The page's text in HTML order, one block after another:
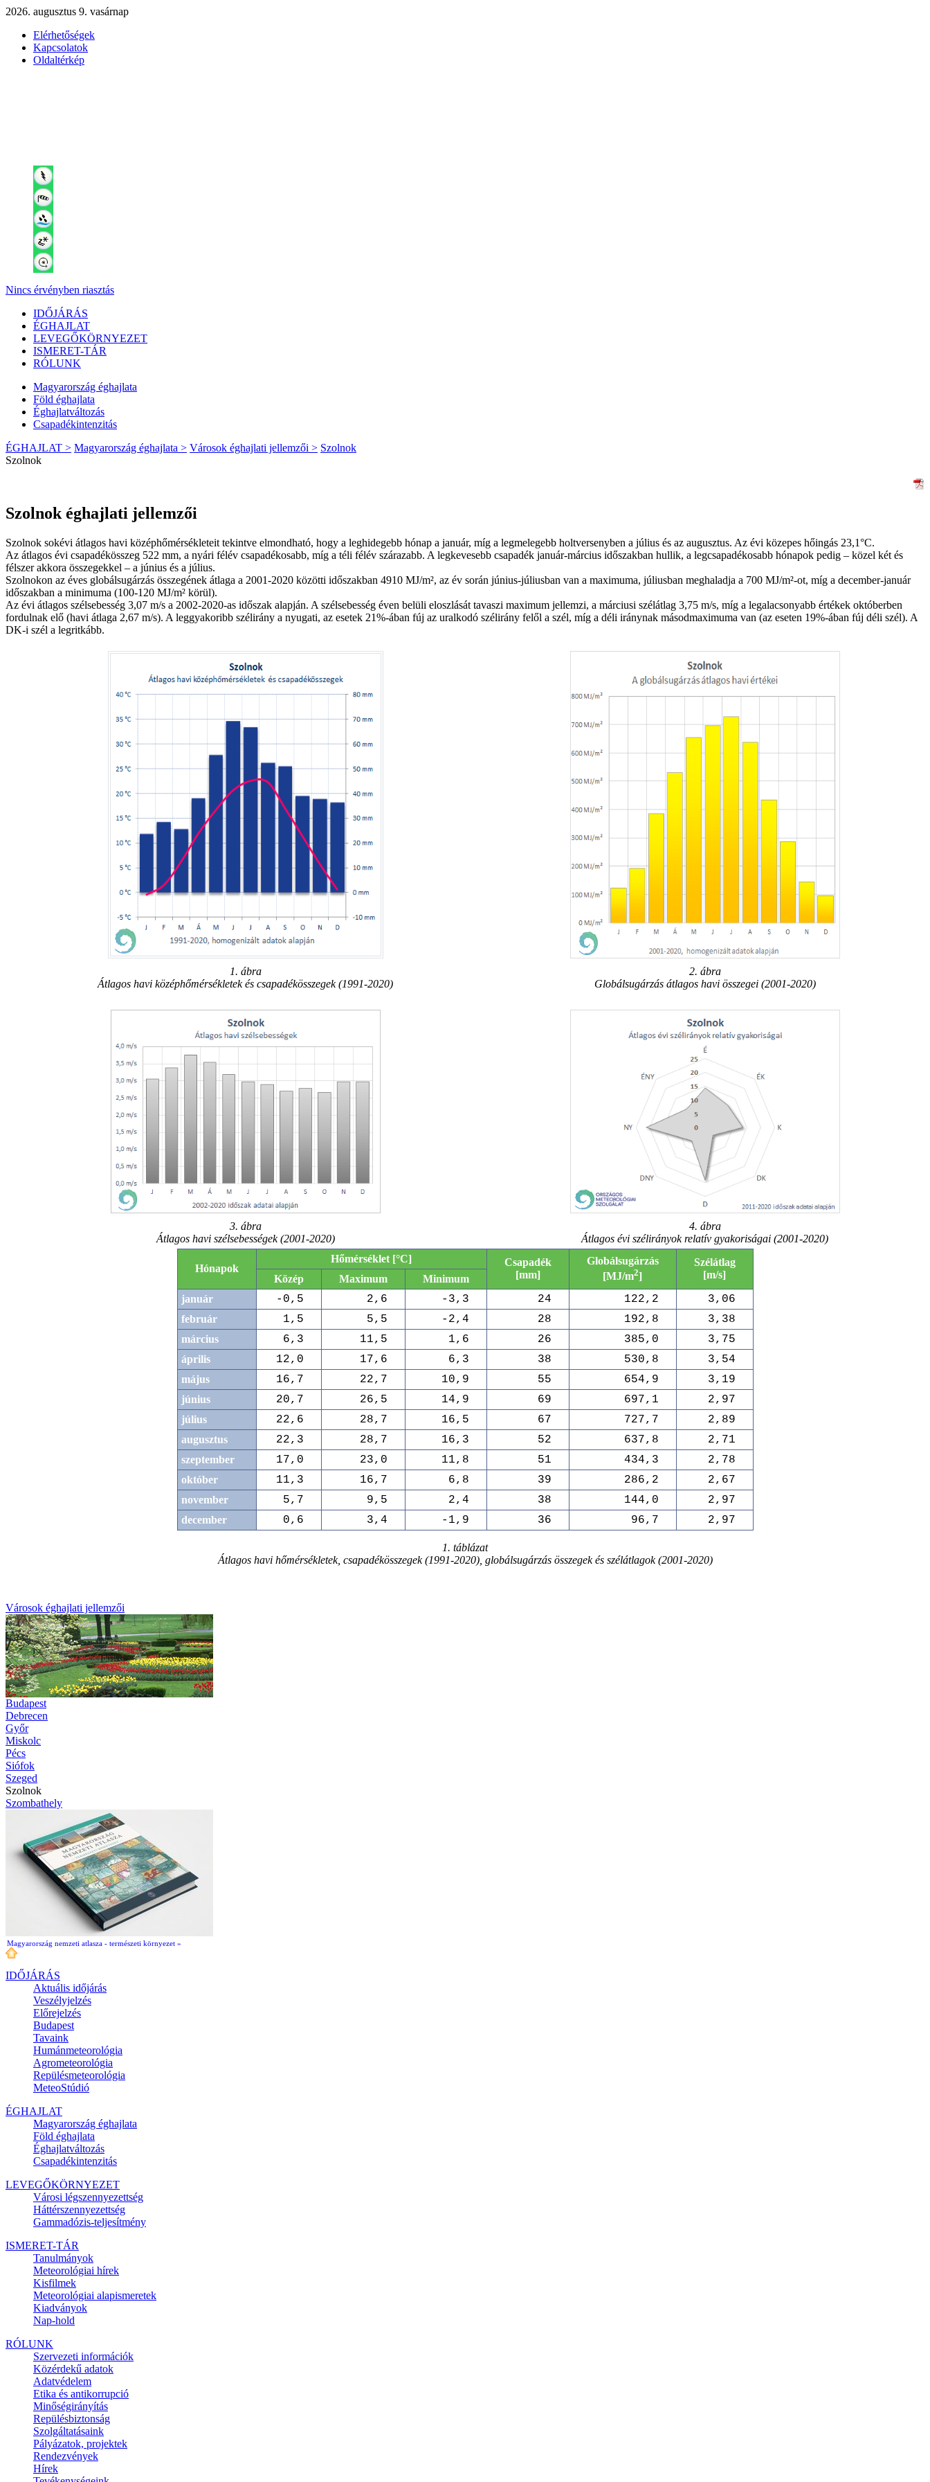
2026. augusztus 9. vasárnap
Elérhetőségek
Kapcsolatok
Oldaltérkép
Nincs érvényben riasztás
IDŐJÁRÁS
ÉGHAJLAT
LEVEGŐKÖRNYEZET
ISMERET-TÁR
RÓLUNK
Magyarország éghajlata
Föld éghajlata
Éghajlatváltozás
Csapadékintenzitás
ÉGHAJLAT > Magyarország éghajlata > Városok éghajlati jellemzői > Szolnok
Szolnok
Szolnok éghajlati jellemzői
Szolnok sokévi átlagos havi középhőmérsékleteit tekintve elmondható, hogy a leghidegebb hónap a január, míg a legmelegebb holtversenyben a július és az augusztus. Az évi közepes hőingás 23,1°C.
Az átlagos évi csapadékösszeg 522 mm, a nyári félév csapadékosabb, míg a téli félév szárazabb. A legkevesebb csapadék január-március időszakban hullik, a legcsapadékosabb hónapok pedig – közel két és
félszer akkora összegekkel – a június és a július.
Szolnokon az éves globálsugárzás összegének átlaga a 2001-2020 közötti időszakban 4910 MJ/m², az év során június-júliusban van a maximuma, júliusban meghaladja a 700 MJ/m²-ot, míg a december-január
időszakban a minimuma (100-120 MJ/m² körül).
Az évi átlagos szélsebesség 3,07 m/s a 2002-2020-as időszak alapján. A szélsebesség éven belüli eloszlását tavaszi maximum jellemzi, a márciusi szélátlag 3,75 m/s, míg a legalacsonyabb értékek októberben
fordulnak elő (havi átlaga 2,67 m/s). A leggyakoribb szélirány a nyugati, az esetek 21%-ában fúj az uralkodó szélirány felől a szél, míg a déli iránynak másodmaximuma van (az eseten 19%-ában fúj déli szél). A
DK-i szél a legritkább.
1. ábra
Átlagos havi középhőmérsékletek és csapadékösszegek (1991-2020)
2. ábra
Globálsugárzás átlagos havi összegei (2001-2020)
3. ábra
Átlagos havi szélsebességek (2001-2020)
4. ábra
Átlagos évi szélirányok relatív gyakoriságai (2001-2020)
Hónapok
Hőmérséklet [°C]
Csapadék
[mm]
Globálsugárzás
[MJ/m2]
Szélátlag
[m/s]
Közép Maximum
Minimum
január
-0,5 2,6 -3,3 24 122,2 3,06
február 1,5 5,5 -2,4 28 192,8 3,38
március 6,3 11,5 1,6 26 385,0 3,75
április 12,0 17,6 6,3 38 530,8 3,54
május 16,7 22,7 10,9 55 654,9 3,19
június 20,7 26,5 14,9 69 697,1 2,97
július 22,6 28,7 16,5 67 727,7 2,89
augusztus 22,3 28,7 16,3 52 637,8 2,71
szeptember 17,0 23,0 11,8 51 434,3 2,78
október 11,3 16,7 6,8 39 286,2 2,67
november 5,7 9,5 2,4 38 144,0 2,97
december 0,6 3,4 -1,9 36 96,7 2,97
1. táblázat
Átlagos havi hőmérsékletek, csapadékösszegek (1991-2020), globálsugárzás összegek és szélátlagok (2001-2020)
Városok éghajlati jellemzői
Budapest
Debrecen
Győr
Miskolc
Pécs
Siófok
Szeged
Szolnok
Szombathely
Magyarország nemzeti atlasza - természeti környezet »
IDŐJÁRÁS
Aktuális időjárás
Veszélyjelzés
Előrejelzés
Budapest
Tavaink
Humánmeteorológia
Agrometeorológia
Repülésmeteorológia
MeteoStúdió
ÉGHAJLAT
Magyarország éghajlata
Föld éghajlata
Éghajlatváltozás
Csapadékintenzitás
LEVEGŐKÖRNYEZET
Városi légszennyezettség
Háttérszennyezettség
Gammadózis-teljesítmény
ISMERET-TÁR
Tanulmányok
Meteorológiai hírek
Kisfilmek
Meteorológiai alapismeretek
Kiadványok
Nap-hold
RÓLUNK
Szervezeti információk
Közérdekű adatok
Adatvédelem
Etika és antikorrupció
Minőségirányítás
Repülésbiztonság
Szolgáltatásaink
Pályázatok, projektek
Rendezvények
Hírek